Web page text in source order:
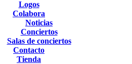
Logos
Colabora
Noticias
Conciertos
Salas de conciertos
Contacto
Tienda